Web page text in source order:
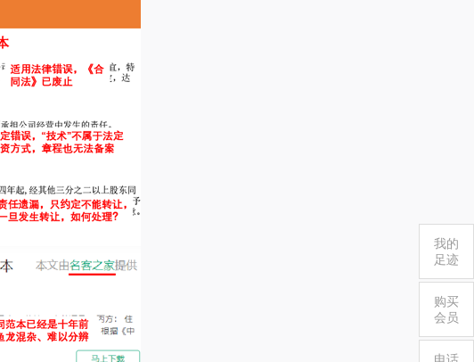
我的
足迹
购买
会员
电话